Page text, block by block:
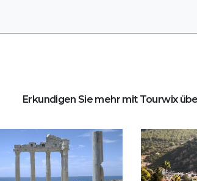
Erkundigen Sie mehr mit Tourwix